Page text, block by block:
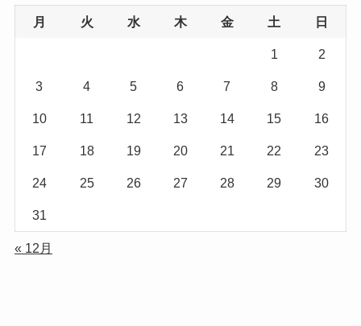
月 火 水 木 金 土 日
1 2
3 4 5 6 7 8 9
10 11 12 13 14 15 16
17 18 19 20 21 22 23
24 25 26 27 28 29 30
31
« 12月